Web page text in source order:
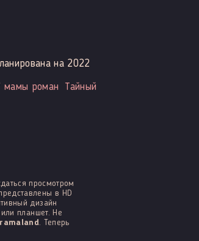
на 2022
мамы роман
Тайный
просмотром
в HD
дизайн
планшет. Не
. Теперь